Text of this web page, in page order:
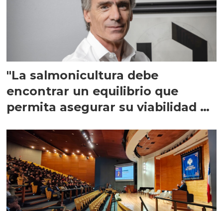
"La salmonicultura debe
encontrar un equilibrio que
permita asegurar su viabilidad de